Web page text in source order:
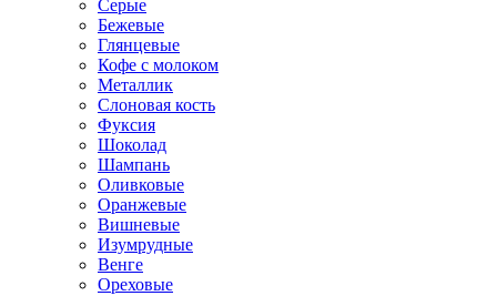
Серые
Бежевые
Глянцевые
Кофе с молоком
Металлик
Слоновая кость
Фуксия
Шоколад
Шампань
Оливковые
Оранжевые
Вишневые
Изумрудные
Венге
Ореховые